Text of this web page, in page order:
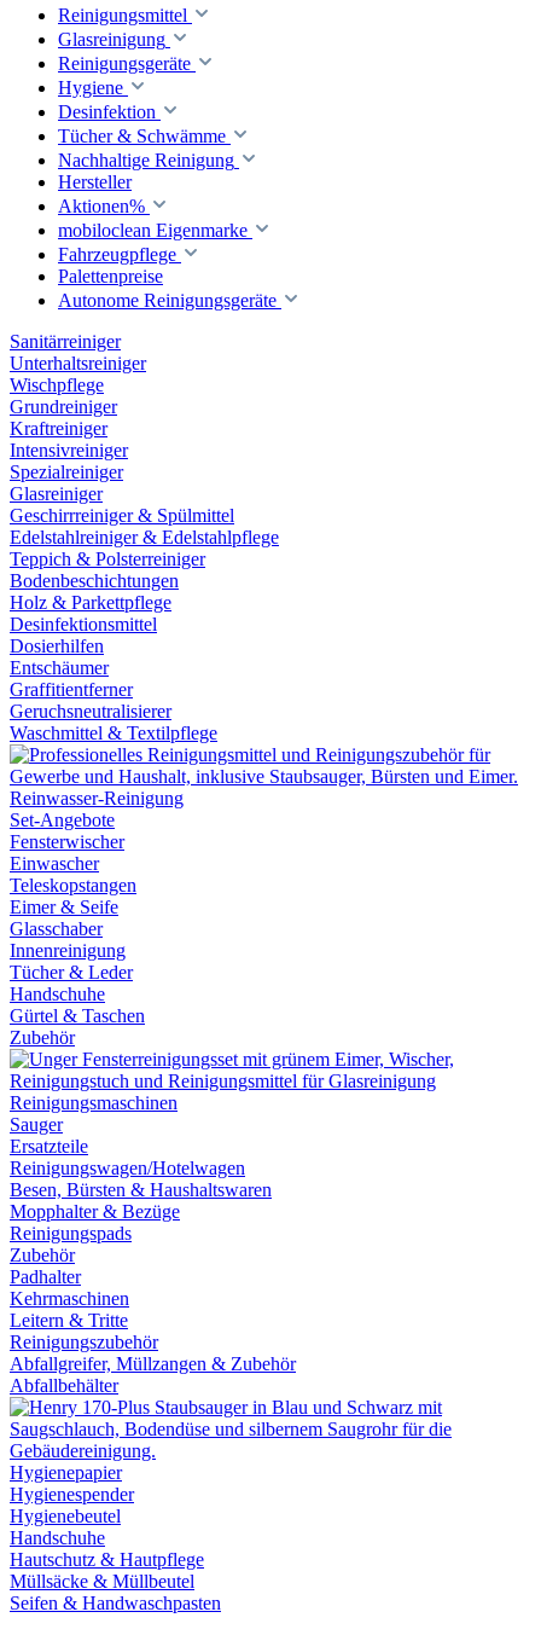
Reinigungsmittel
Glasreinigung
Reinigungsgeräte
Hygiene
Desinfektion
Tücher & Schwämme
Nachhaltige Reinigung
Hersteller
Aktionen%
mobiloclean Eigenmarke
Fahrzeugpflege
Palettenpreise
Autonome Reinigungsgeräte
Sanitärreiniger
Unterhaltsreiniger
Wischpflege
Grundreiniger
Kraftreiniger
Intensivreiniger
Spezialreiniger
Glasreiniger
Geschirrreiniger & Spülmittel
Edelstahlreiniger & Edelstahlpflege
Teppich & Polsterreiniger
Bodenbeschichtungen
Holz & Parkettpflege
Desinfektionsmittel
Dosierhilfen
Entschäumer
Graffitientferner
Geruchsneutralisierer
Waschmittel & Textilpflege
Reinwasser-Reinigung
Set-Angebote
Fensterwischer
Einwascher
Teleskopstangen
Eimer & Seife
Glasschaber
Innenreinigung
Tücher & Leder
Handschuhe
Gürtel & Taschen
Zubehör
Reinigungsmaschinen
Sauger
Ersatzteile
Reinigungswagen/Hotelwagen
Besen, Bürsten & Haushaltswaren
Mopphalter & Bezüge
Reinigungspads
Zubehör
Padhalter
Kehrmaschinen
Leitern & Tritte
Reinigungszubehör
Abfallgreifer, Müllzangen & Zubehör
Abfallbehälter
Hygienepapier
Hygienespender
Hygienebeutel
Handschuhe
Hautschutz & Hautpflege
Müllsäcke & Müllbeutel
Seifen & Handwaschpasten